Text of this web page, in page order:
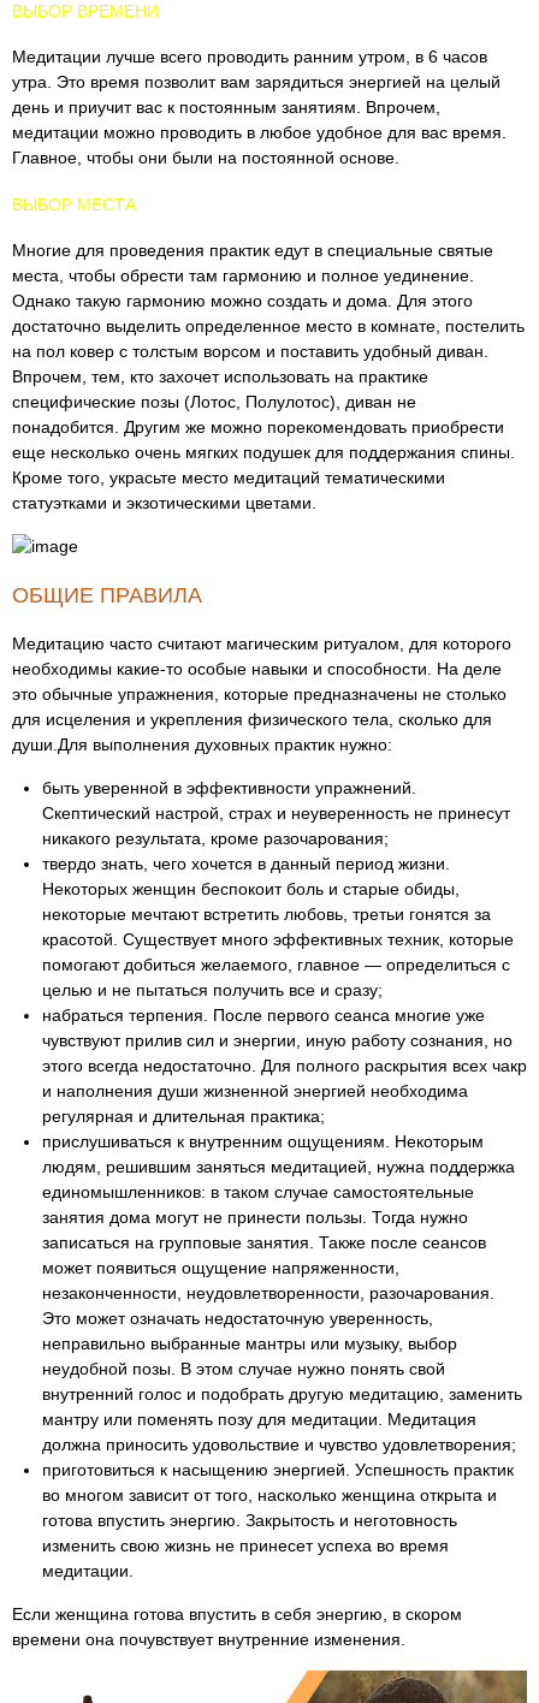
ВЫБОР ВРЕМЕНИ
Медитации лучше всего проводить ранним утром, в 6 часов
утра. Это время позволит вам зарядиться энергией на целый
день и приучит вас к постоянным занятиям. Впрочем,
медитации можно проводить в любое удобное для вас время.
Главное, чтобы они были на постоянной основе.
ВЫБОР МЕСТА
Многие для проведения практик едут в специальные святые
места, чтобы обрести там гармонию и полное уединение.
Однако такую гармонию можно создать и дома. Для этого
достаточно выделить определенное место в комнате, постелить
на пол ковер с толстым ворсом и поставить удобный диван.
Впрочем, тем, кто захочет использовать на практике
специфические позы (Лотос, Полулотос), диван не
понадобится. Другим же можно порекомендовать приобрести
еще несколько очень мягких подушек для поддержания спины.
Кроме того, украсьте место медитаций тематическими
статуэтками и экзотическими цветами.
ОБЩИЕ ПРАВИЛА
Медитацию часто считают магическим ритуалом, для которого
необходимы какие-то особые навыки и способности. На деле
это обычные упражнения, которые предназначены не столько
для исцеления и укрепления физического тела, сколько для
души.Для выполнения духовных практик нужно:
быть уверенной в эффективности упражнений.
Скептический настрой, страх и неуверенность не принесут
никакого результата, кроме разочарования;
твердо знать, чего хочется в данный период жизни.
Некоторых женщин беспокоит боль и старые обиды,
некоторые мечтают встретить любовь, третьи гонятся за
красотой. Существует много эффективных техник, которые
помогают добиться желаемого, главное — определиться с
целью и не пытаться получить все и сразу;
набраться терпения. После первого сеанса многие уже
чувствуют прилив сил и энергии, иную работу сознания, но
этого всегда недостаточно. Для полного раскрытия всех чакр
и наполнения души жизненной энергией необходима
регулярная и длительная практика;
прислушиваться к внутренним ощущениям. Некоторым
людям, решившим заняться медитацией, нужна поддержка
единомышленников: в таком случае самостоятельные
занятия дома могут не принести пользы. Тогда нужно
записаться на групповые занятия. Также после сеансов
может появиться ощущение напряженности,
незаконченности, неудовлетворенности, разочарования.
Это может означать недостаточную уверенность,
неправильно выбранные мантры или музыку, выбор
неудобной позы. В этом случае нужно понять свой
внутренний голос и подобрать другую медитацию, заменить
мантру или поменять позу для медитации. Медитация
должна приносить удовольствие и чувство удовлетворения;
приготовиться к насыщению энергией. Успешность практик
во многом зависит от того, насколько женщина открыта и
готова впустить энергию. Закрытость и неготовность
изменить свою жизнь не принесет успеха во время
медитации.
Если женщина готова впустить в себя энергию, в скором
времени она почувствует внутренние изменения.